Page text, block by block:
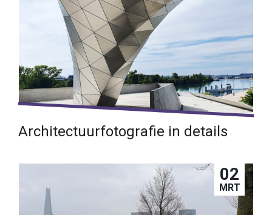
Architectuurfotografie in details
02
MRT